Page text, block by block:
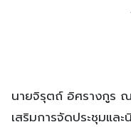
นายจิรุตถ์ อิศรางกูร
เสริมการจัดประชุมแล